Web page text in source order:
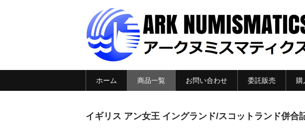
ホーム 商品一覧 お問い合わせ 委託販売 購
イギリス アン女王 イングランド/スコットランド併合